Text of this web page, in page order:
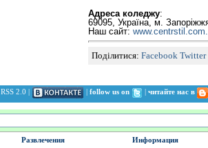
Адреса коледжу:
69095, Україна, м.
Наш сайт:
Поділитися: Facebook Twitter
RSS 2.0 follow us on читайте нас в
Развлечения Информация